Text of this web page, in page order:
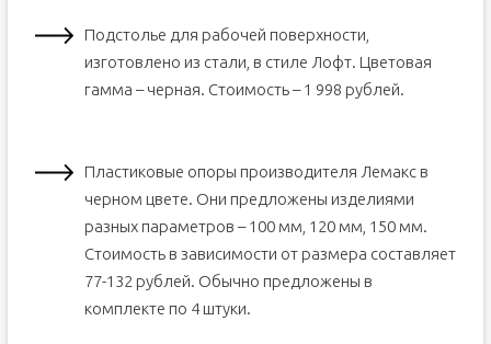
Подстолье для рабочей поверхности,
изготовлено из стали, в стиле Лофт. Цветовая
гамма – черная. Стоимость – 1 998 рублей.
Пластиковые опоры производителя Лемакс в
черном цвете. Они предложены изделиями
разных параметров – 100 мм, 120 мм, 150 мм.
Стоимость в зависимости от размера составляет
77-132 рублей. Обычно предложены в
комплекте по 4 штуки.